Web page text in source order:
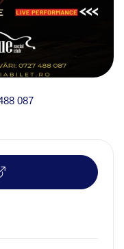
087